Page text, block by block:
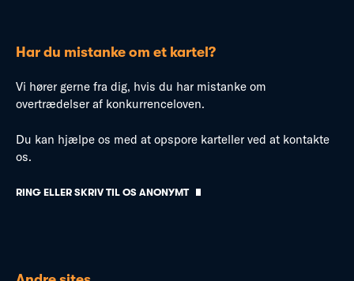
Har du mistanke om et kartel?
Vi hører gerne fra dig, hvis du har mistanke om
overtrædelser af konkurrenceloven.
Du kan hjælpe os med at opspore karteller ved at kontakte
os.
RING ELLER SKRIV TIL OS ANONYMT